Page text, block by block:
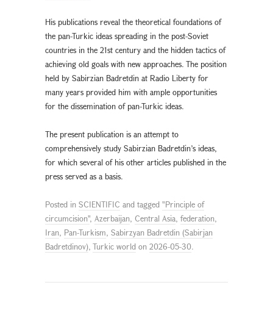
His publications reveal the theoretical foundations of
the pan-Turkic ideas spreading in the post-Soviet
countries in the 21st century and the hidden tactics of
achieving old goals with new approaches. The position
held by Sabirzian Badretdin at Radio Liberty for
many years provided him with ample opportunities
for the dissemination of pan-Turkic ideas.
The present publication is an attempt to
comprehensively study Sabirzian Badretdin’s ideas,
for which several of his other articles published in the
press served as a basis.
Posted in SCIENTIFIC and tagged "Principle of
circumcision", Azerbaijan, Central Asia, federation,
Iran, Pan-Turkism, Sabirzyan Badretdin (Sabirjan
Badretdinov), Turkic world on 2026-05-30.